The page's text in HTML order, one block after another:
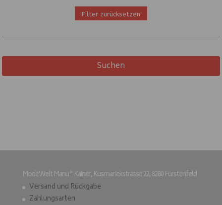
Filter zurücksetzen
Suchen
ModeWelt Manu* Kainer, Kusmanekstrasse 22, 8280 Fürstenfeld
Versand und Rückgabe
Zahlungsarten